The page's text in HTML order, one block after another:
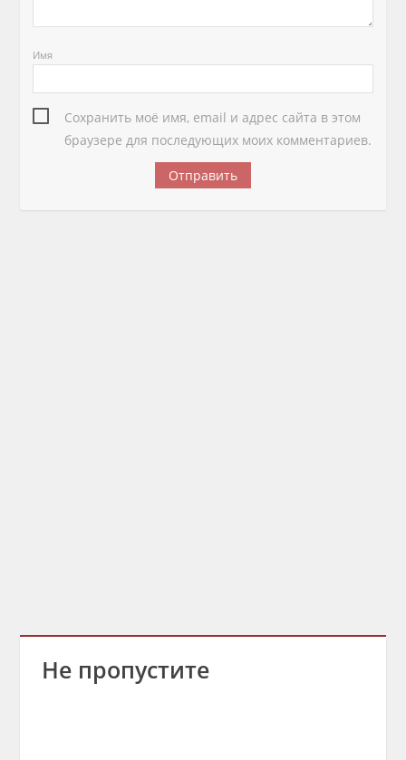
Имя
Сохранить моё имя, email и адрес сайта в этом
браузере для последующих моих комментариев.
Не пропустите